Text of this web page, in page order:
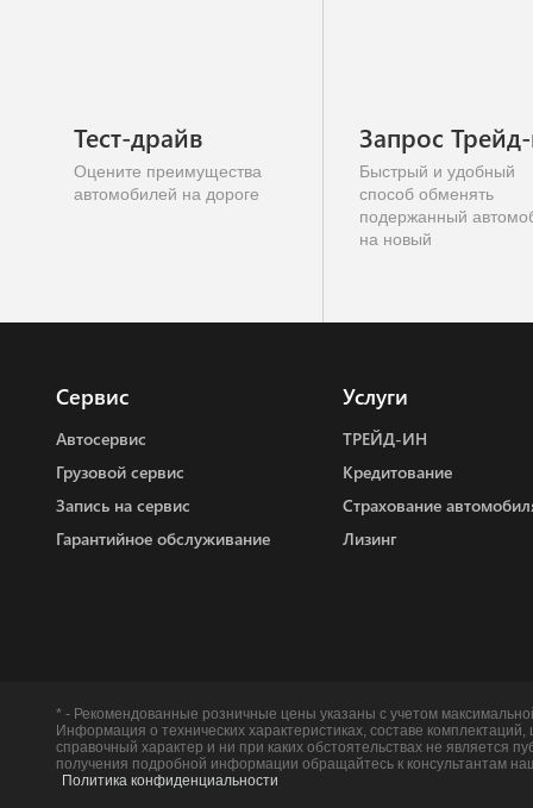
Тест-драйв
Оцените преимущества
автомобилей на дороге
Запрос
Быстрый и удобный
способ обменять
подержанный
на новый
Сервис
Автосервис
Грузовой сервис
Запись на сервис
Гарантийное обслуживание
Услуги
ТРЕЙД-ИН
Кредитование
Страхование
Лизинг
* - Рекомендованные розничные цены указаны с учетом
Информация о технических характеристиках, составе
справочный характер и ни при каких обстоятельствах не является
получения подробной информации обращайтесь к консультантам
Политика конфиденциальности